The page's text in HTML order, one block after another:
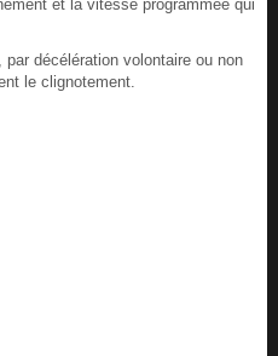
et la vitesse programmée qui
décélération volontaire ou non
le clignotement.